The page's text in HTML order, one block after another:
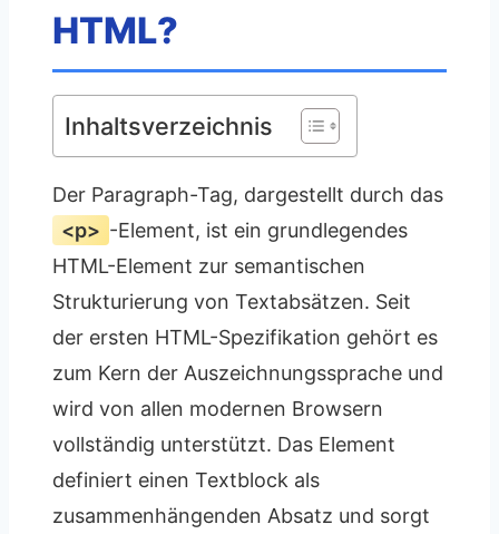
HTML?
Inhaltsverzeichnis
Der Paragraph-Tag, dargestellt durch das
<p> -Element, ist ein grundlegendes
HTML-Element zur semantischen
Strukturierung von Textabsätzen. Seit
der ersten HTML-Spezifikation gehört es
zum Kern der Auszeichnungssprache und
wird von allen modernen Browsern
vollständig unterstützt. Das Element
definiert einen Textblock als
zusammenhängenden Absatz und sorgt